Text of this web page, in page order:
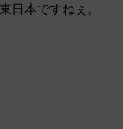
日本ですねぇ。